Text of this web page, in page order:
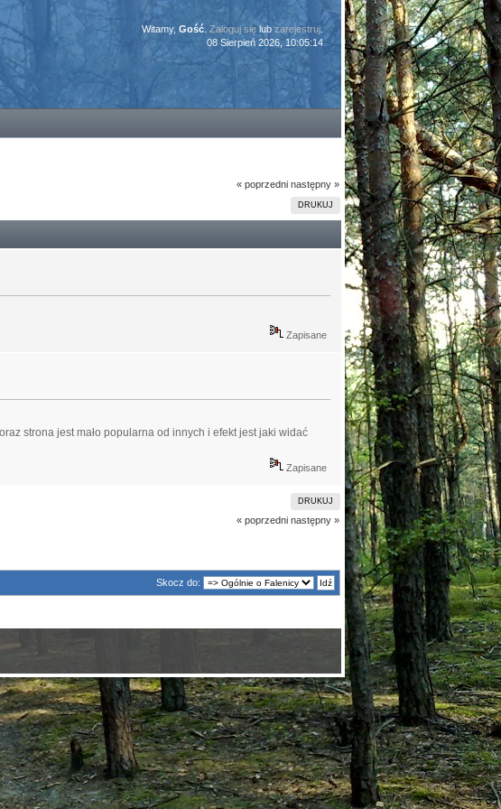
Witamy, Gość Zaloguj sięlub zarejestruj
08 Sierpień 2026, 10:05:14
« poprzedni następny »
DRUKUJ
Zapisane
strona jest mało popularna od innych i efekt jest jaki widać
Zapisane
DRUKUJ
« poprzedni następny »
Skocz do: